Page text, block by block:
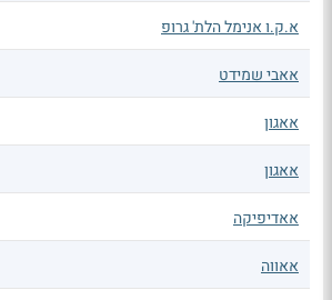
א.ק.ו אנימל הלת' גרופ
אאבי שמידט
אאגון
אאגון
אאדיפיקה
אאווה